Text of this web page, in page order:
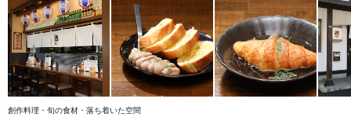
創作料理・旬の食材・落ち着いた空間